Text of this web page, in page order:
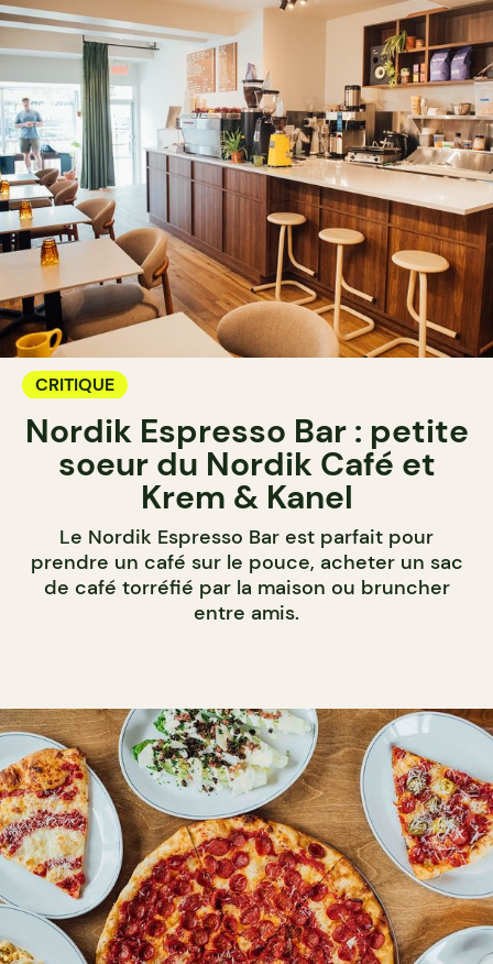
CRITIQUE
Nordik Espresso Bar : petite
soeur du Nordik Café et
Krem & Kanel
Le Nordik Espresso Bar est parfait pour
prendre un café sur le pouce, acheter un sac
de café torréfié par la maison ou bruncher
entre amis.